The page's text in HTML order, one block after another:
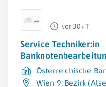
vor 30+ T
Service Techniker:in
Österreichische
Wien 9. Bezirk